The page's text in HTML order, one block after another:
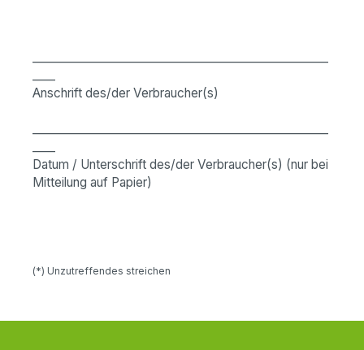
Anschrift des/der Verbraucher(s)
Datum / Unterschrift des/der Verbraucher(s) (nur bei
Mitteilung auf Papier)
(*) Unzutreffendes streichen